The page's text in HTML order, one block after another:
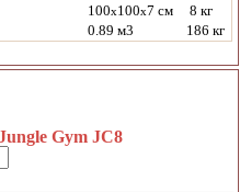
100x100x7 см
8 кг
0.89 м3 186 кг
Gym JC8